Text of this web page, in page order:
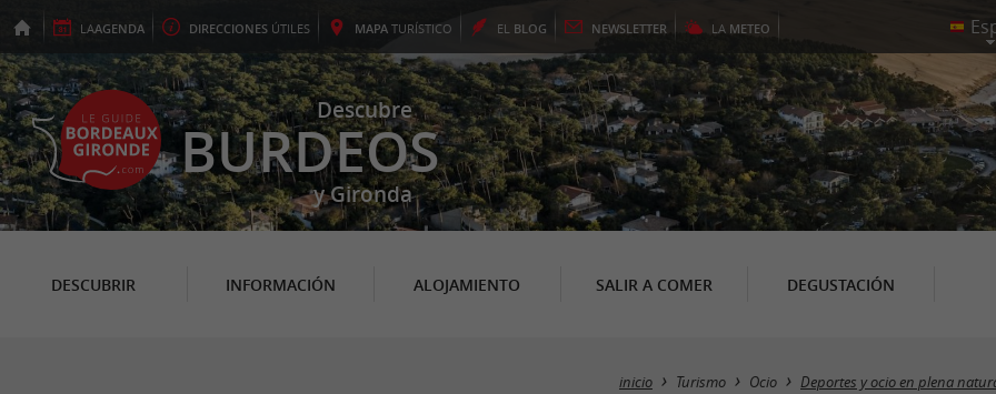
LAAGENDA DIRECCIONES ÚTILES MAPA TURÍSTICO EL BLOG NEWSLETTER LA METEO
Descubre
BURDEOS
y Gironda
DESCUBRIR INFORMACIÓN ALOJAMIENTO SALIR A COMER DEGUSTACIÓN
inicio Turismo Ocio Deportes y ocio en plena